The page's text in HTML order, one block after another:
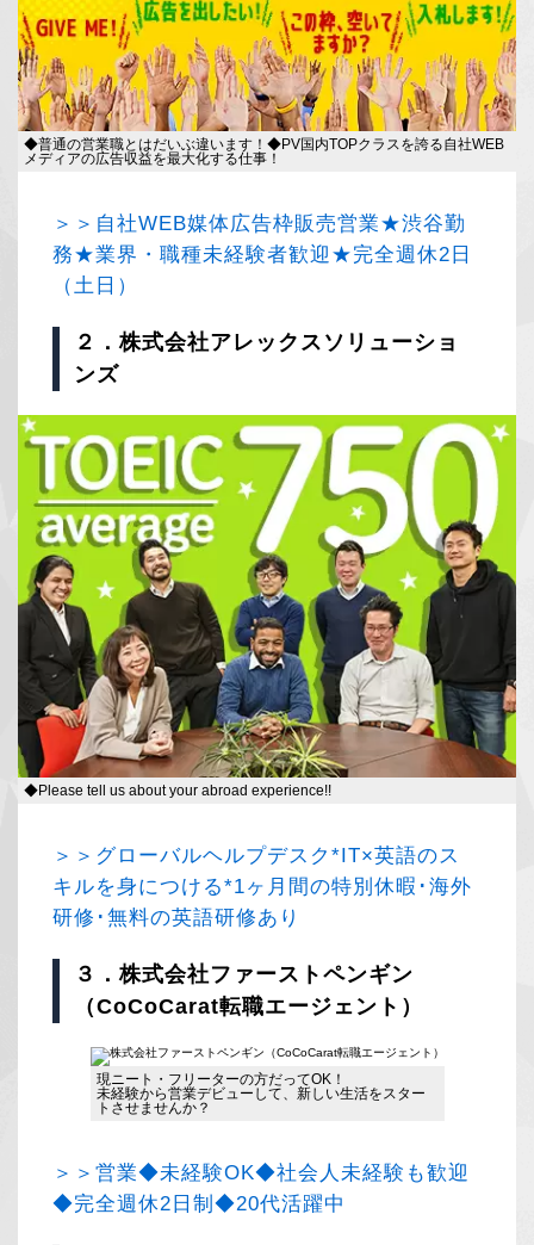
◆普通の営業職とはだいぶ違います！◆PV国内TOPクラスを誇る自社WEB
メディアの広告収益を最大化する仕事！
＞＞自社WEB媒体広告枠販売営業★渋谷勤
務★業界・職種未経験者歓迎★完全週休2日
（土日）
２．株式会社アレックスソリューショ
ンズ
◆Please tell us about your abroad experience!!
＞＞グローバルヘルプデスク*IT×英語のス
キルを身につける*1ヶ月間の特別休暇･海外
研修･無料の英語研修あり
３．株式会社ファーストペンギン
（CoCoCarat転職エージェント）
現ニート・フリーターの方だってOK！
未経験から営業デビューして、新しい生活をスター
トさせませんか？
＞＞営業◆未経験OK◆社会人未経験も歓迎
◆完全週休2日制◆20代活躍中